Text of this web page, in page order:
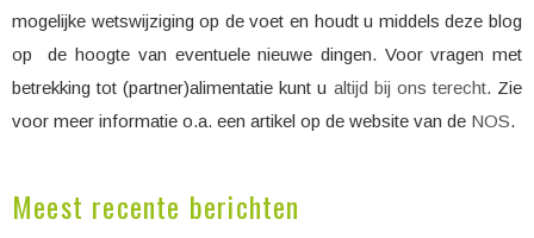
mogelijke wetswijziging op de voet en houdt u middels deze blog
op de hoogte van eventuele nieuwe dingen. Voor vragen met
betrekking tot (partner)alimentatie kunt u altijd bij ons terecht. Zie
voor meer informatie o.a. een artikel op de website van de NOS.
Meest recente berichten